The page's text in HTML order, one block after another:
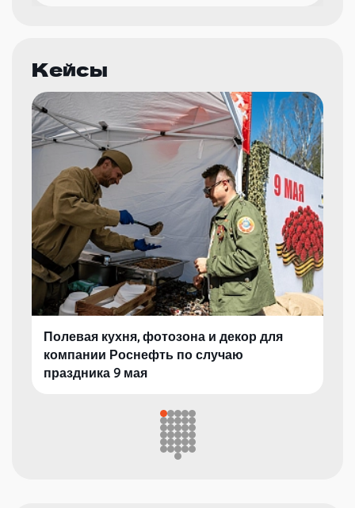
Кейсы
Полевая кухня, фотозона и декор для
компании Роснефть по случаю
праздника 9 мая